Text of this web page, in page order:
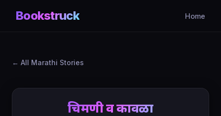
Bookstruck Home
All Marathi Stories
चिमणी व कावळा